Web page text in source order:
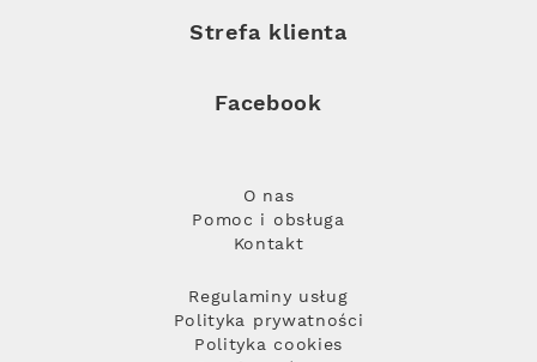
Strefa klienta
Facebook
O nas
Pomoc i obsługa
Kontakt
Regulaminy usług
Polityka prywatności
Polityka cookies